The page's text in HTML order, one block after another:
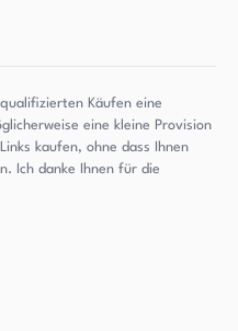
Käufen eine
eine kleine Provision
kaufen, ohne dass Ihnen
Ich danke Ihnen für die